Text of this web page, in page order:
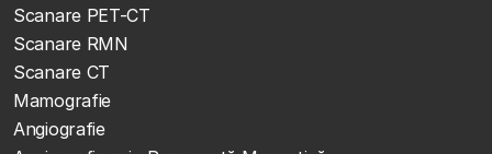
Scanare PET-CT
Scanare RMN
Scanare CT
Mamografie
Angiografie